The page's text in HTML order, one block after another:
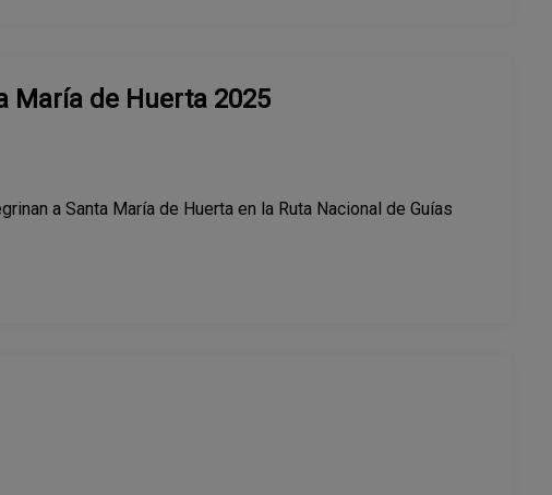
María de Huerta 2025
a Santa María de Huerta en la Ruta Nacional de Guías